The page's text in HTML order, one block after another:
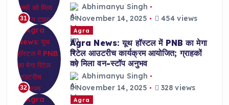
31
Abhimanyu Singh
November 14, 2025
454 views
32
Agra
Agra News: यूथ हॉस्टल में PNB का मेगा
रिटेल आउटरीच कार्यक्रम आयोजित; ग्राहकों
को मिला वन-स्टॉप अनुभव
Abhimanyu Singh
November 14, 2025
328 views
Agra